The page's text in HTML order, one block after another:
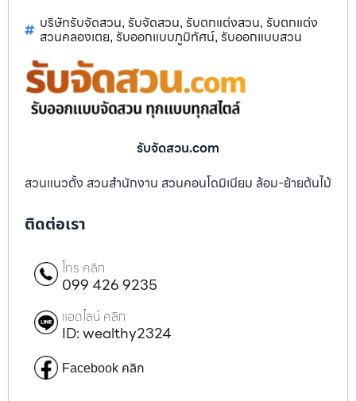
บริษัทรับจัดสวน, รับจัดสวน, รับตกแต่งสวน, รับตกแต่ง
สวนคลองเตย, รับออกแบบภูมิทัศน์, รับออกแบบสวน
รับจัดสวน.com
สวนแนวตั้ง สวนสำนักงาน สวนคอนโดมิเนียม ล้อม-ย้ายต้นไม้
ติดต่อเรา
โทร คลิก
099 426 9235
แอดไลน์ คลิก
ID: wealthy2324
Facebook คลิก